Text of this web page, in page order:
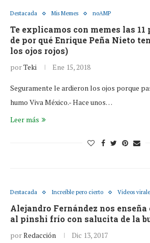
Destacada Mis Memes noAMP
Te explicamos con memes las
de por qué Enrique Peña Nieto
los ojos rojos)
porTeki Ene 15, 2018
Seguramente le ardieron los ojos porque
humo Viva México.- Hace unos…
Leer más
Destacada Increíble pero cierto Videos
Alejandro Fernández nos
al pinshi frío con salucita de la
porRedacción Dic 13, 2017